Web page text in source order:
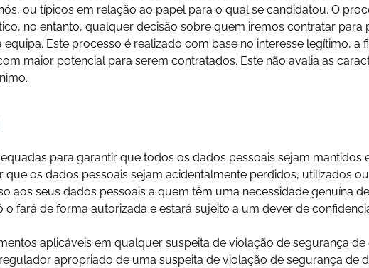
ou típicos em relação ao papel para o qual se candidatou. O
no entanto, qualquer decisão sobre quem iremos contratar para
Este processo é realizado com base no interesse legítimo, a
maior potencial para serem contratados. Este não avalia as
para garantir que todos os dados pessoais sejam mantidos
que os dados pessoais sejam acidentalmente perdidos, utilizados
aos seus dados pessoais a quem têm uma necessidade genuína
fará de forma autorizada e estará sujeito a um dever de
aplicáveis em qualquer suspeita de violação de segurança de
apropriado de uma suspeita de violação de segurança de